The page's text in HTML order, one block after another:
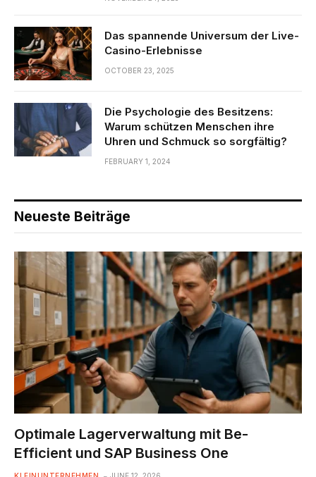
Das spannende Universum der Live-
Casino-Erlebnisse
OCTOBER 23, 2025
Die Psychologie des Besitzens:
Warum schützen Menschen ihre
Uhren und Schmuck so sorgfältig?
FEBRUARY 1, 2024
Neueste Beiträge
Optimale Lagerverwaltung mit Be-
Efficient und SAP Business One
KLEINUNTERNEHMEN JUNE 12, 2026